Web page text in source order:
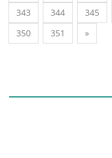
343
344 345
350
351 »